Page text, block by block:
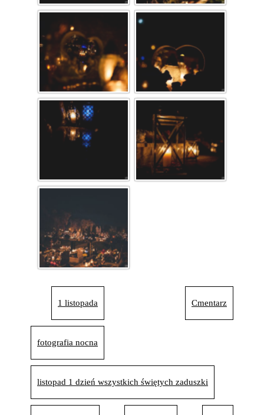
1 listopada Cmentarz
fotografia nocna
listopad 1 dzień wszystkich świętych zaduszki